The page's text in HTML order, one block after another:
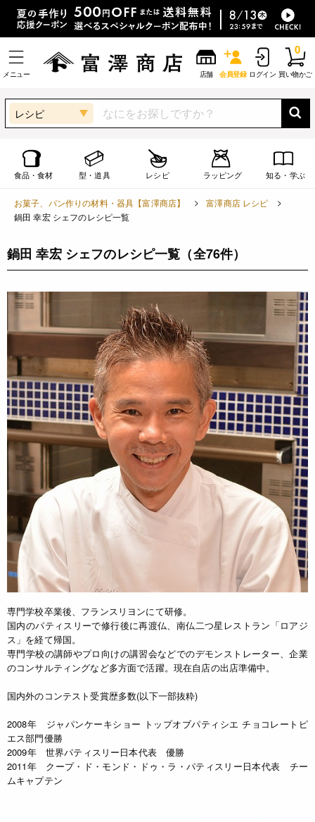
メニュー 店舗 会員登録 ログイン 買い物かご
0
レシピ
食品・食材 型・道具 レシピ ラッピング 知る・学ぶ
お菓子、パン作りの材料・器具【富澤商店】
富澤商店 レシピ
鍋田 幸宏 シェフのレシピ一覧
鍋田 幸宏 シェフのレシピ一覧 （全76件）
専門学校卒業後、フランスリヨンにて研修。
国内のパティスリーで修行後に再渡仏、南仏二つ星レストラン「ロアジ
ス」を経て帰国。
専門学校の講師やプロ向けの講習会などでのデモンストレーター、企業
のコンサルティングなど多方面で活躍。現在自店の出店準備中。
国内外のコンテスト受賞歴多数(以下一部抜粋)
2008年 ジャパンケーキショー トップオブパティシエ チョコレートピ
エス部門優勝
2009年 世界パティスリー日本代表 優勝
2011年 クープ・ド・モンド・ドゥ・ラ・パティスリー日本代表 チー
ムキャプテン